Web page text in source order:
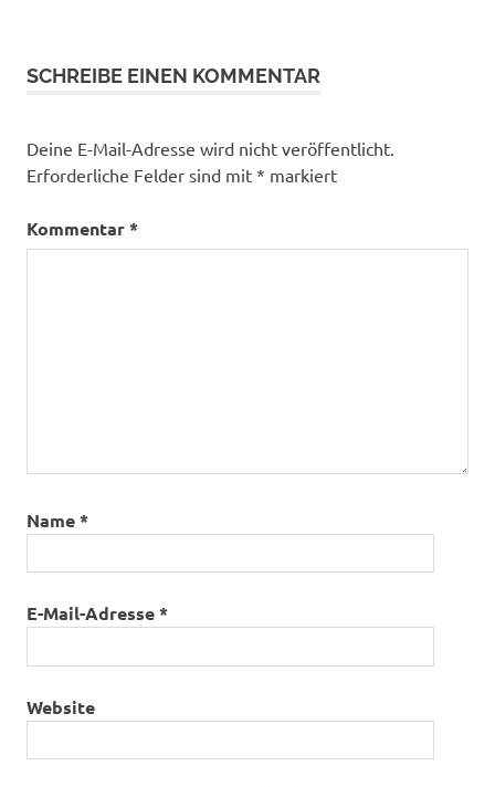
SCHREIBE EINEN KOMMENTAR
Deine E-Mail-Adresse wird nicht veröffentlicht.
Erforderliche Felder sind mit * markiert
Kommentar*
Name*
E-Mail-Adresse*
Website